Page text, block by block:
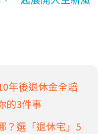
年後退休金全賠
的3件事
？選「退休宅」5